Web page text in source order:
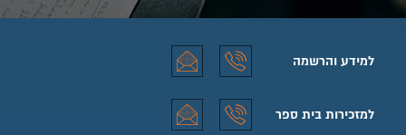
למידע והרשמה
למידע והרשמה טלפון
למידע והרשמה אימייל
למזכירות בית ספר